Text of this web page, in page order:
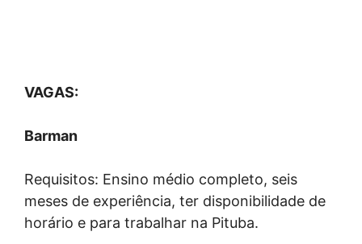
VAGAS:
Barman
Requisitos: Ensino médio completo, seis
meses de experiência, ter disponibilidade de
horário e para trabalhar na Pituba.